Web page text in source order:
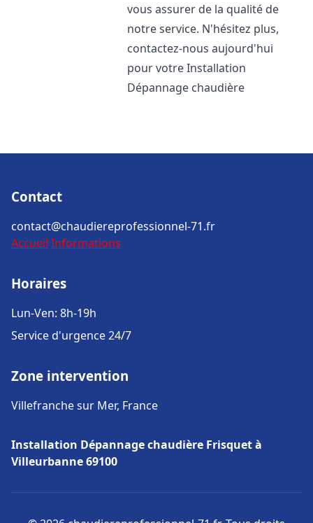
vous assurer de la qualité de
notre service. N'hésitez plus,
contactez-nous aujourd'hui
pour votre Installation
Dépannage chaudière
Contact
contact@chaudiereprofessionnel-71.fr
Accueil Informations
Horaires
Lun-Ven: 8h-19h
Service d'urgence 24/7
Zone intervention
Villefranche sur Mer, France
Installation Dépannage chaudière Frisquet à
Villeurbanne 69100